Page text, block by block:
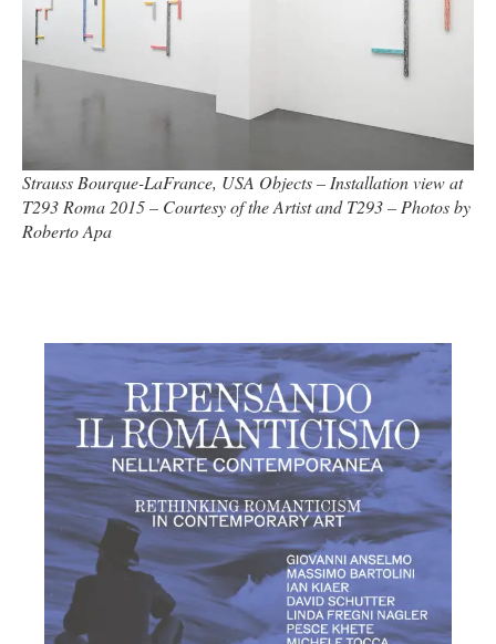
Strauss Bourque-LaFrance, USA Objects – Installation view at
T293 Roma 2015 – Courtesy of the Artist and T293 – Photos by
Roberto Apa